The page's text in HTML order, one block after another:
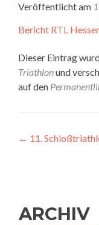
Veröffentlicht am
Bericht RTL
Dieser Eintrag
Triathlonund
auf den
Artikel-
← 11.
ARCHIV